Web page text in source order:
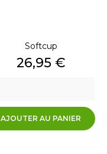
Softcup
Prix
26,95 €
AJOUTER AU PANIER